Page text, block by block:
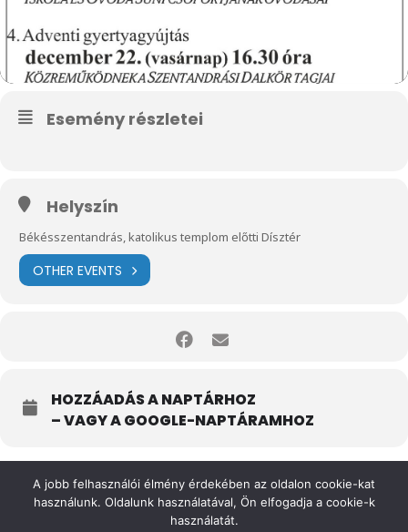
Esemény részletei
Helyszín
Békésszentandrás, katolikus templom előtti Dísztér
OTHER EVENTS
HOZZÁADÁS A NAPTÁRHOZ
– VAGY A GOOGLE-NAPTÁRAMHOZ
A jobb felhasználói élmény érdekében az oldalon cookie-kat
használunk. Oldalunk használatával, Ön elfogadja a cookie-k
használatát.